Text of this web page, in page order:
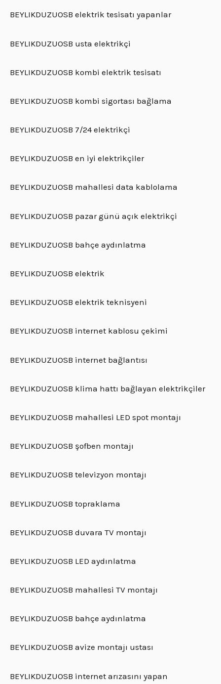
BEYLIKDUZUOSB elektrik tesisatı yapanlar
BEYLIKDUZUOSB usta elektrikçi
BEYLIKDUZUOSB kombi elektrik tesisatı
BEYLIKDUZUOSB kombi sigortası bağlama
BEYLIKDUZUOSB 7/24 elektrikçi
BEYLIKDUZUOSB en iyi elektrikçiler
BEYLIKDUZUOSB mahallesi data kablolama
BEYLIKDUZUOSB pazar günü açık elektrikçi
BEYLIKDUZUOSB bahçe aydınlatma
BEYLIKDUZUOSB elektrik
BEYLIKDUZUOSB elektrik teknisyeni
BEYLIKDUZUOSB internet kablosu çekimi
BEYLIKDUZUOSB internet bağlantısı
BEYLIKDUZUOSB klima hattı bağlayan elektrikçiler
BEYLIKDUZUOSB mahallesi LED spot montajı
BEYLIKDUZUOSB şofben montajı
BEYLIKDUZUOSB televizyon montajı
BEYLIKDUZUOSB topraklama
BEYLIKDUZUOSB duvara TV montajı
BEYLIKDUZUOSB LED aydınlatma
BEYLIKDUZUOSB mahallesi TV montajı
BEYLIKDUZUOSB bahçe aydınlatma
BEYLIKDUZUOSB avize montajı ustası
BEYLIKDUZUOSB internet arızasını yapan